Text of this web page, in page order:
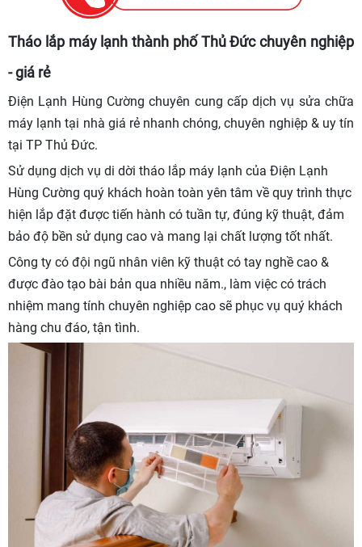
Tháo lắp máy lạnh thành phố Thủ Đức chuyên nghiệp
- giá rẻ
Điện Lạnh Hùng Cường chuyên cung cấp dịch vụ sửa chữa
máy lạnh tại nhà giá rẻ nhanh chóng, chuyên nghiệp & uy tín
tại TP Thủ Đức.
Sử dụng dịch vụ di dời tháo lắp máy lạnh của Điện Lạnh
Hùng Cường quý khách hoàn toàn yên tâm về quy trình thực
hiện lắp đặt được tiến hành có tuần tự, đúng kỹ thuật, đảm
bảo độ bền sử dụng cao và mang lại chất lượng tốt nhất.
Công ty có đội ngũ nhân viên kỹ thuật có tay nghề cao &
được đào tạo bài bản qua nhiều năm., làm việc có trách
nhiệm mang tính chuyên nghiệp cao sẽ phục vụ quý khách
hàng chu đáo, tận tình.